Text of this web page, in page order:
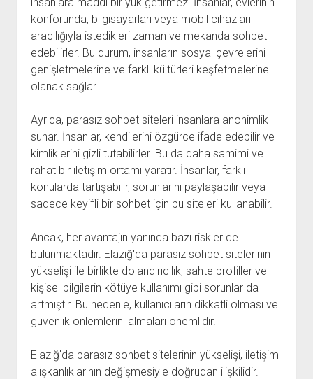
konforunda, bilgisayarları veya mobil cihazları
aracılığıyla istedikleri zaman ve mekanda sohbet
edebilirler. Bu durum, insanların sosyal çevrelerini
genişletmelerine ve farklı kültürleri keşfetmelerine
olanak sağlar.
Ayrıca, parasız sohbet siteleri insanlara anonimlik
sunar. İnsanlar, kendilerini özgürce ifade edebilir ve
kimliklerini gizli tutabilirler. Bu da daha samimi ve
rahat bir iletişim ortamı yaratır. İnsanlar, farklı
konularda tartışabilir, sorunlarını paylaşabilir veya
sadece keyifli bir sohbet için bu siteleri kullanabilir.
Ancak, her avantajın yanında bazı riskler de
bulunmaktadır. Elazığ'da parasız sohbet sitelerinin
yükselişi ile birlikte dolandırıcılık, sahte profiller ve
kişisel bilgilerin kötüye kullanımı gibi sorunlar da
artmıştır. Bu nedenle, kullanıcıların dikkatli olması ve
güvenlik önlemlerini almaları önemlidir.
Elazığ'da parasız sohbet sitelerinin yükselişi, iletişim
alışkanlıklarının değişmesiyle doğrudan ilişkilidir.